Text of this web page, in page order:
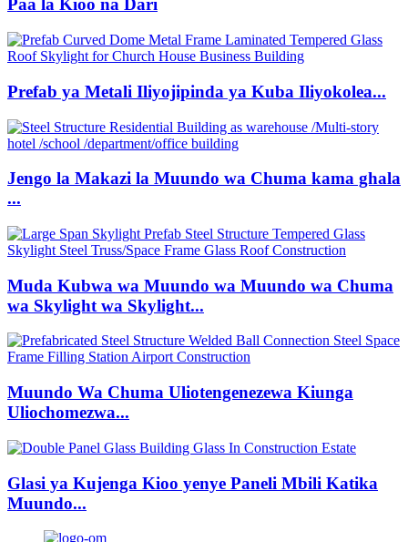
Paa la Kioo na Dari
Prefab ya Metali Iliyojipinda ya Kuba Iliyokolea...
Jengo la Makazi la Muundo wa Chuma kama ghala
...
Muda Kubwa wa Muundo wa Muundo wa Chuma
wa Skylight wa Skylight...
Muundo Wa Chuma Uliotengenezewa Kiunga
Uliochomezwa...
Glasi ya Kujenga Kioo yenye Paneli Mbili Katika
Muundo...